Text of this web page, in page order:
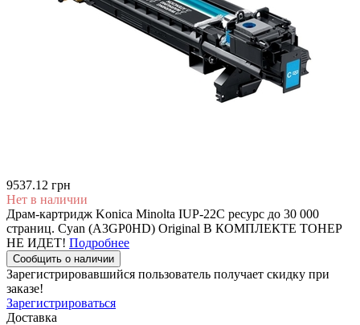
9537.12 грн
Нет в наличии
Драм-картридж Konica Minolta IUP-22C ресурс до 30 000
страниц. Cyan (A3GP0HD) Original В КОМПЛЕКТЕ ТОНЕР
НЕ ИДЕТ! Подробнее
Сообщить о наличии
Зарегистрировавшийся пользователь получает скидку при
заказе!
Зарегистрироваться
Доставка